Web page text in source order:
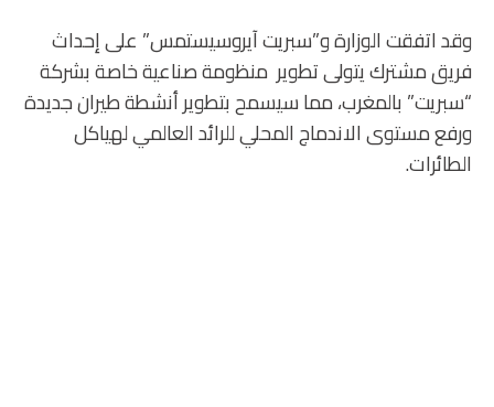
وقد اتفقت الوزارة و”سبريت آيروسيستمس” على إحداث
فريق مشترك يتولى تطوير منظومة صناعية خاصة بشركة
“سبريت” بالمغرب، مما سيسمح بتطوير أنشطة طيران جديدة
ورفع مستوى الاندماج المحلي للرائد العالمي لهياكل
الطائرات.